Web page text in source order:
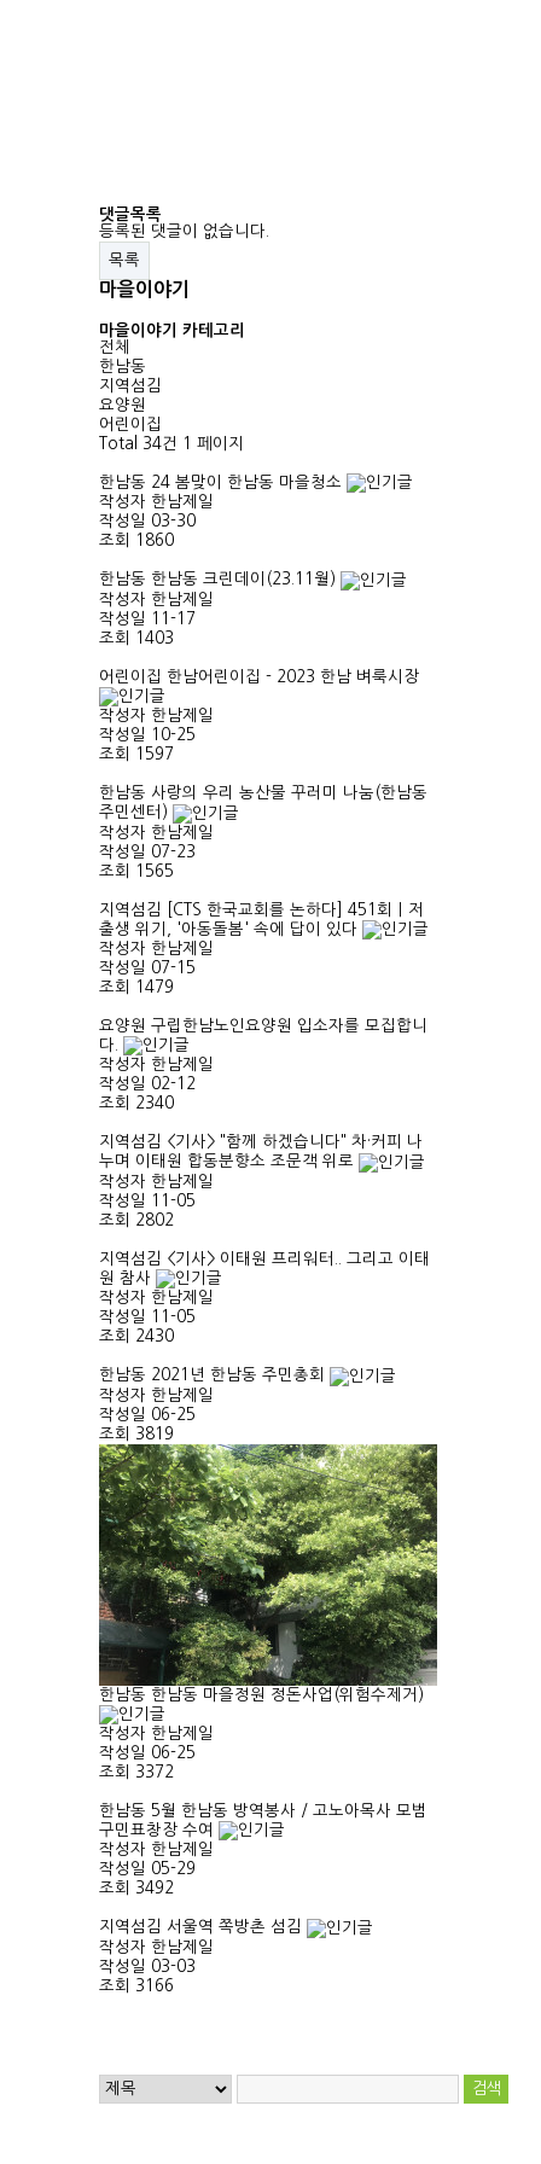
댓글목록
등록된 댓글이 없습니다.
목록
마을이야기
마을이야기 카테고리
전체
한남동
지역섬김
요양원
어린이집
Total 34건
1 페이지
한남동 24 봄맞이 한남동 마을청소
작성자 한남제일
작성일 03-30
조회
1860
한남동 한남동 크린데이(23.11월)
작성자 한남제일
작성일
11-17
조회
1403
어린이집 한남어린이집 - 2023 한남 벼룩시장
작성자 한남제일
작성일
10-25
조회
1597
한남동 사랑의 우리 농산물 꾸러미 나눔(한남동
주민센터)
작성자 한남제일
작성일 07-23
조회
1565
지역섬김
[CTS 한국교회를 논하다] 451회ㅣ저
출생 위기, '아동돌봄' 속에 답이 있다
작성자 한남제일
작성일 07-15
조회
1479
요양원 구립한남노인요양원 입소자를 모집합니
다.
작성자 한남제일
작성일 02-12
조회 2340
지역섬김 <기사> "함께 하겠습니다" 차·커피 나
누며 이태원 합동분향소 조문객 위로
작성자 한남제일
작성일
11-05
조회 2802
지역섬김 <기사> 이태원 프리워터.. 그리고 이태
원 참사
작성자 한남제일
작성일
11-05
조회 2430
한남동 2021년 한남동 주민총회
작성자 한남제일
작성일 06-25
조회 3819
한남동 한남동 마을정원 정돈사업(위험수제거)
작성자 한남제일
작성일 06-25
조회 3372
한남동 5월 한남동 방역봉사 / 고노아목사 모범
구민표창장 수여
작성자 한남제일
작성일 05-29
조회 3492
지역섬김 서울역 쪽방촌 섬김
작성자 한남제일
작성일 03-03
조회 3166